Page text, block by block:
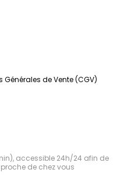
Générales de Vente (CGV)
accessible 24h/24 afin de
de chez vous